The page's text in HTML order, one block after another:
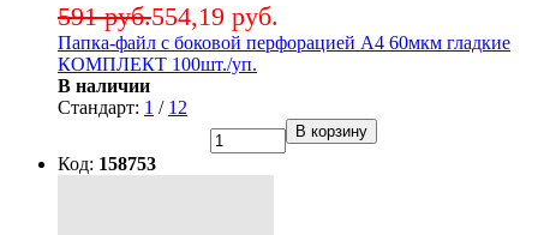
554,19 руб.
591 руб.
Папка-файл с боковой перфорацией А4 60мкм гладкие
КОМПЛЕКТ 100шт./уп.
В наличии
Стандарт: 1 / 12
В корзину
Код: 158753